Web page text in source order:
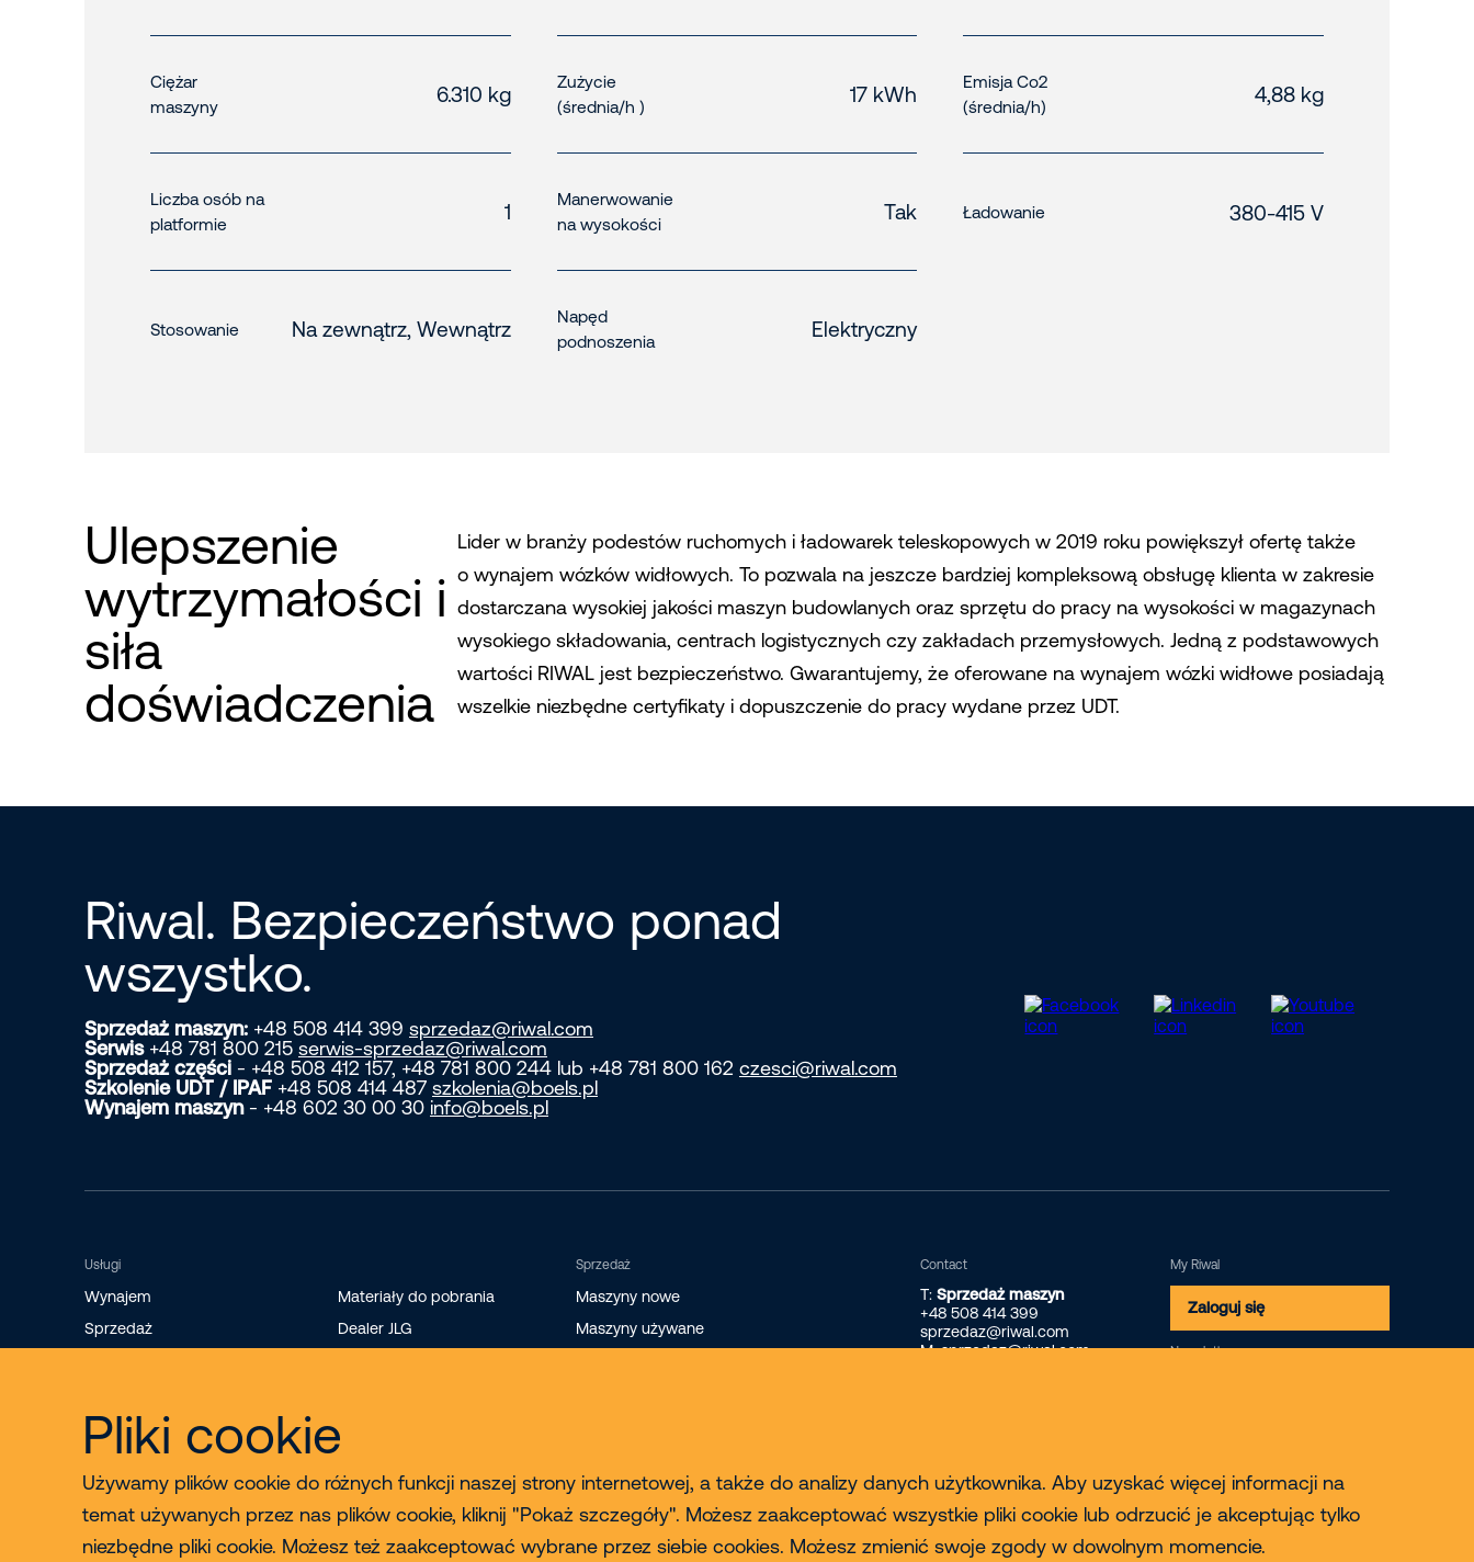
Pliki cookie
Używamy plików cookie do różnych funkcji naszej strony internetowej, a także do analizy danych użytkownika. Aby uzyskać więcej informacji na
temat używanych przez nas plików cookie, kliknij "Pokaż szczegóły". Możesz zaakceptować wszystkie pliki cookie lub odrzucić je akceptując tylko
niezbędne pliki cookie. Możesz też zaakceptować wybrane przez siebie cookies. Możesz zmienić swoje zgody w dowolnym momencie.
Ciężar
maszyny
6.310 kg
Zużycie
(średnia/h )
17 kWh
Emisja Co2
(średnia/h)
4,88 kg
Liczba osób na
platformie
1
Manerwowanie
na wysokości
Tak Ładowanie 380-415 V
Stosowanie Na zewnątrz, Wewnątrz
Napęd
podnoszenia
Elektryczny
Ulepszenie
wytrzymałości i
siła
doświadczenia
Lider w branży podestów ruchomych i ładowarek teleskopowych w 2019 roku powiększył ofertę także
o wynajem wózków widłowych. To pozwala na jeszcze bardziej kompleksową obsługę klienta w zakresie
dostarczana wysokiej jakości maszyn budowlanych oraz sprzętu do pracy na wysokości w magazynach
wysokiego składowania, centrach logistycznych czy zakładach przemysłowych. Jedną z podstawowych
wartości RIWAL jest bezpieczeństwo. Gwarantujemy, że oferowane na wynajem wózki widłowe posiadają
wszelkie niezbędne certyfikaty i dopuszczenie do pracy wydane przez UDT.
Riwal. Bezpieczeństwo ponad
wszystko.
Sprzedaż maszyn: +48 508 414 399 sprzedaz@riwal.com
Serwis+48 781 800 215 serwis-sprzedaz@riwal.com
Sprzedaż części - +48 508 412 157, +48 781 800 244 lub +48 781 800 162 czesci@riwal.com
Szkolenie UDT / IPAF +48 508 414 487 szkolenia@boels.pl
Wynajem maszyn- +48 602 30 00 30 info@boels.pl
Usługi
Wynajem
Sprzedaż
Serwis i konserwacja
Materiały do pobrania
Dealer JLG
Sprzedaż
Maszyny nowe
Maszyny używane
Contact
T: Sprzedaż maszyn
+48 508 414 399
sprzedaz@riwal.com
M: sprzedaz@riwal.com
My Riwal
Zaloguj się
Newsletter